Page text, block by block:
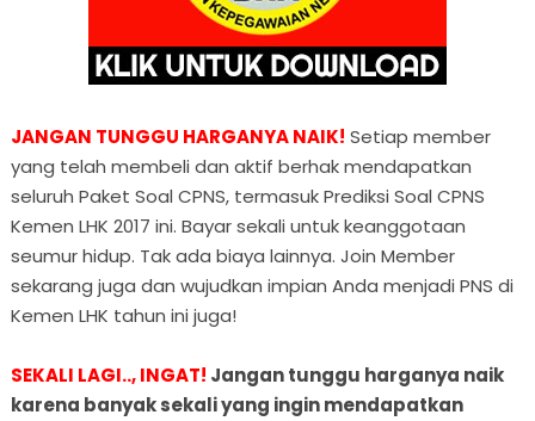
JANGAN TUNGGU HARGANYA NAIK! Setiap member
yang telah membeli dan aktif berhak mendapatkan
seluruh Paket Soal CPNS, termasuk Prediksi Soal CPNS
Kemen LHK 2017 ini. Bayar sekali untuk keanggotaan
seumur hidup. Tak ada biaya lainnya. Join Member
sekarang juga dan wujudkan impian Anda menjadi PNS di
Kemen LHK tahun ini juga!
SEKALI LAGI.., INGAT! Jangan tunggu harganya naik
karena banyak sekali yang ingin mendapatkan